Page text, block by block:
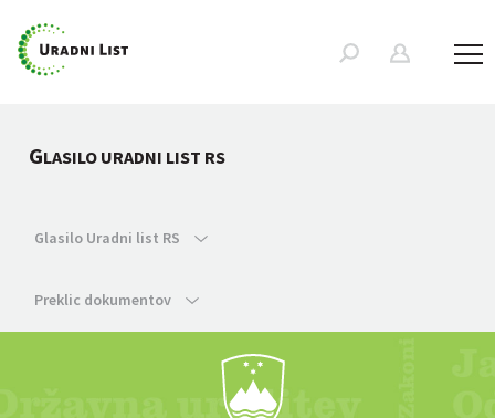
GLASILO URADNI LIST RS
Glasilo Uradni list RS
Preklic dokumentov